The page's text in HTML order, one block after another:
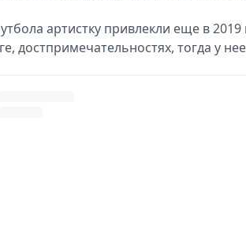
артистку привлекли еще в
достпримечательностях, тогда у